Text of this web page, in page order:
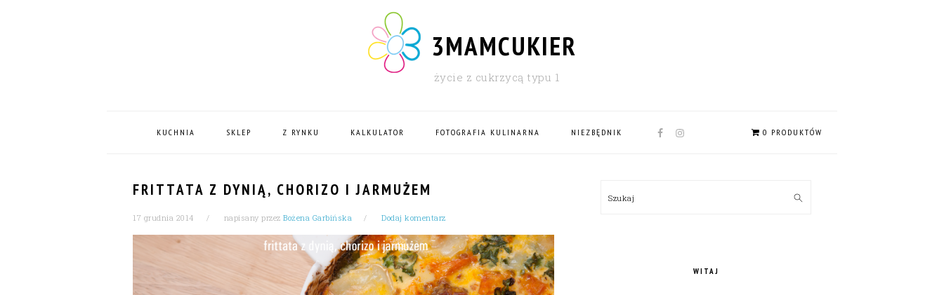
3MAMCUKIER
życie z cukrzycą typu 1
KUCHNIA SKLEP Z RYNKU KALKULATOR FOTOGRAFIA KULINARNA NIEZBĘDNIK
NAV
0 PRODUKTÓW
FRITTATA Z DYNIĄ, CHORIZO I JARMUŻEM
17 grudnia 2014 napisany przez Bożena Garbińska Dodaj komentarz
SIDEBAR
Szukaj
WITAJ